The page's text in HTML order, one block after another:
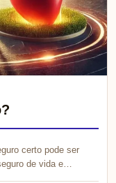
certo pode ser
de vida e…